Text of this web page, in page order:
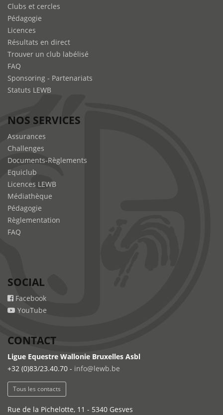
Clubs et cercles
Pédagogie
Licences
Résultats en direct
Trouver un club labélisé
FAQ
Sponsoring - Partenariats
Statuts LEWB
NOS SERVICES
Assurances
Challenges
Documents-Règlements
Equiclub
Licences LEWB
Médiathèque
Pédagogie
Règlementation
FAQ
SOCIAL
Facebook
YouTube
CONTACT
Ligue Equestre Wallonie Bruxelles Asbl
+32 (0)83/23.40.70 - info@lewb.be
Tous les contacts
Rue de la Pichelotte, 11 - 5340 Gesves